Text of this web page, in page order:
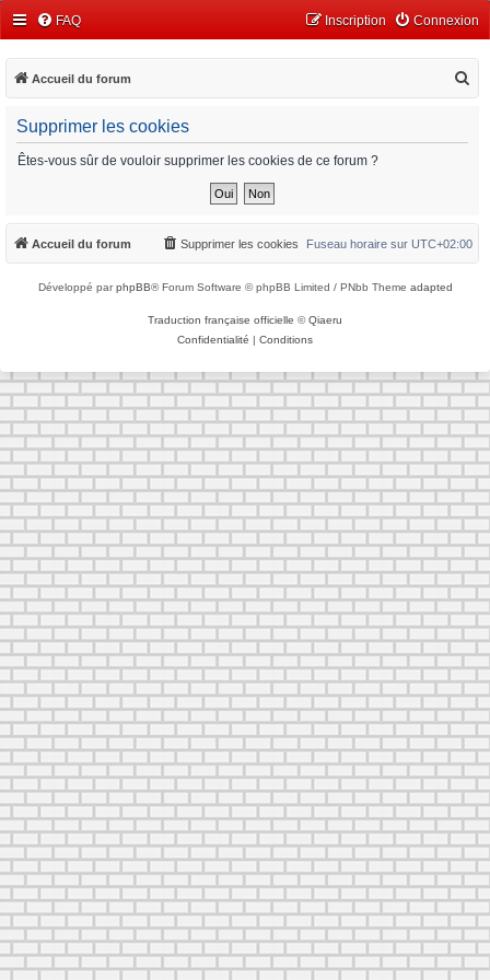
FAQ Connexion
Inscription
Accueil du forum
h
Supprimer les cookies
Êtes-vous sûr de vouloir supprimer les cookies de ce forum ?
Accueil du forum Fuseau horaire sur UTC+02:00
Supprimer les cookies
Développé parphpBB® Forum Software © phpBB Limited / PNbb Theme adapted
Traduction française officielle ©Qiaeru
Confidentialité | Conditions